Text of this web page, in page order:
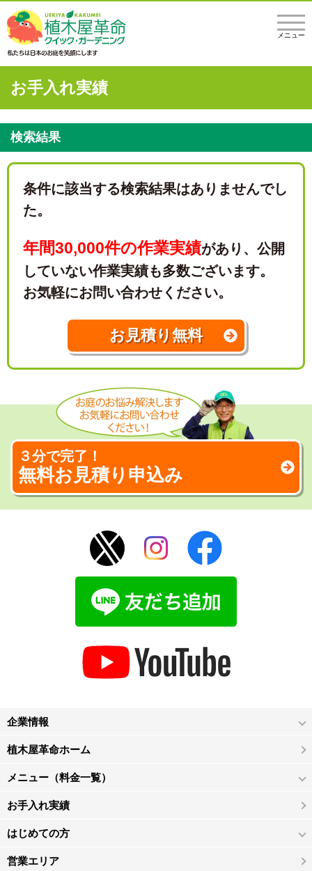
メニュー
お手入れ実績
検索結果
条件に該当する検索結果はありませんでし
た。
年間30,000件の作業実績があり、 公開
していない作業実績も多数ございます。
お気軽にお問い合わせください。
お見積り無料
３分で完了！
無料お見積り申込み
企業情報
植木屋革命ホーム
メニュー（料金一覧）
お手入れ実績
はじめての方
営業エリア